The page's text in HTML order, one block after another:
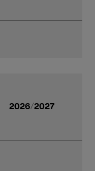
2026/2027